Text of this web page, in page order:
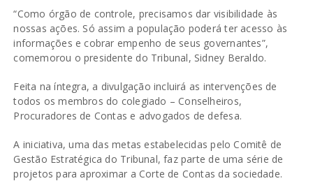
“Como órgão de controle, precisamos dar visibilidade às
nossas ações. Só assim a população poderá ter acesso às
informações e cobrar empenho de seus governantes”,
comemorou o presidente do Tribunal, Sidney Beraldo.
Feita na íntegra, a divulgação incluirá as intervenções de
todos os membros do colegiado – Conselheiros,
Procuradores de Contas e advogados de defesa.
A iniciativa, uma das metas estabelecidas pelo Comitê de
Gestão Estratégica do Tribunal, faz parte de uma série de
projetos para aproximar a Corte de Contas da sociedade.